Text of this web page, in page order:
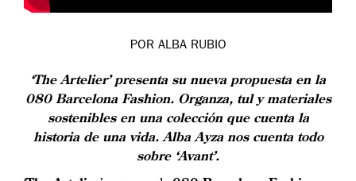
POR ALBA RUBIO
‘The Artelier’ presenta su nueva propuesta en la
080 Barcelona Fashion. Organza, tul y materiales
sostenibles en una colección que cuenta la
historia de una vida. Alba Ayza nos cuenta todo
sobre ‘Avant’.